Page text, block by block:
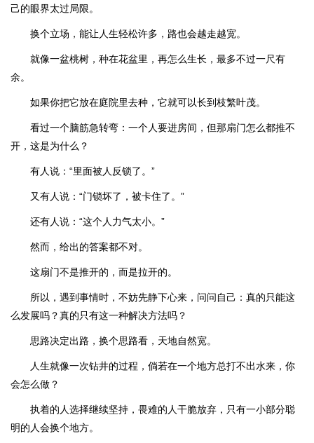
己的眼界太过局限。
换个立场，能让人生轻松许多，路也会越走越宽。
就像一盆桃树，种在花盆里，再怎么生长，最多不过一尺有
余。
如果你把它放在庭院里去种，它就可以长到枝繁叶茂。
看过一个脑筋急转弯：一个人要进房间，但那扇门怎么都推不
开，这是为什么？
有人说：“里面被人反锁了。”
又有人说：“门锁坏了，被卡住了。”
还有人说：“这个人力气太小。”
然而，给出的答案都不对。
这扇门不是推开的，而是拉开的。
所以，遇到事情时，不妨先静下心来，问问自己：真的只能这
么发展吗？真的只有这一种解决方法吗？
思路决定出路，换个思路看，天地自然宽。
人生就像一次钻井的过程，倘若在一个地方总打不出水来，你
会怎么做？
执着的人选择继续坚持，畏难的人干脆放弃，只有一小部分聪
明的人会换个地方。